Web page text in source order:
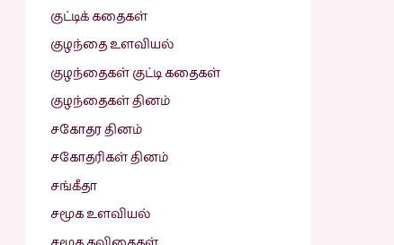
குட்டிக் கதைகள்
குழந்தை உளவியல்
குழந்தைகள் குட்டி கதைகள்
குழந்தைகள் தினம்
சகோதர தினம்
சகோதரிகள் தினம்
சங்கீதா
சமூக உளவியல்